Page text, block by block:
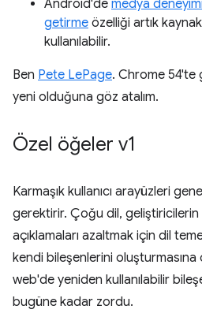
Android'de medya
getirme özelliği artık
kullanılabilir.
Ben Pete LePage. Chrome 54'te
yeni olduğuna göz atalım.
Özel öğeler v1
Karmaşık kullanıcı arayüzleri
gerektirir. Çoğu dil, geliştiricilerin
açıklamaları azaltmak için dil
kendi bileşenlerini oluşturmasına
web'de yeniden kullanılabilir
bugüne kadar zordu.